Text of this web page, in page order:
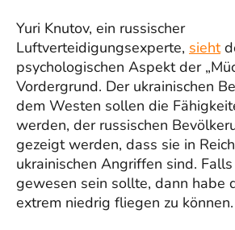
Yuri Knutov, ein russischer
Luftverteidigungsexperte, sieht
psychologischen Aspekt der
Vordergrund. Der ukrainischen
dem Westen sollen die
werden, der russischen
gezeigt werden, dass sie in
ukrainischen Angriffen sind.
gewesen sein sollte, dann habe
extrem niedrig fliegen zu können.